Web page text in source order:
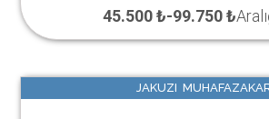
45.500 ₺-99.750 ₺
JAKUZI